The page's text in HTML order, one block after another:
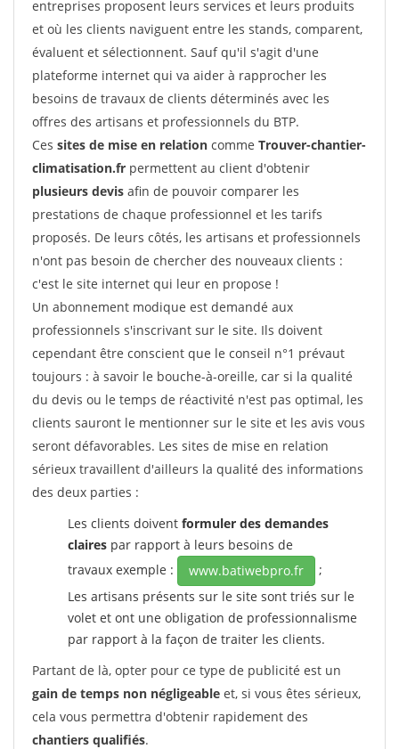
entreprises proposent leurs services et leurs produits
et où les clients naviguent entre les stands, comparent,
évaluent et sélectionnent. Sauf qu'il s'agit d'une
plateforme internet qui va aider à rapprocher les
besoins de travaux de clients déterminés avec les
offres des artisans et professionnels du BTP.
Ces sites de mise en relation comme Trouver-chantier-
climatisation.fr permettent au client d'obtenir
plusieurs devis afin de pouvoir comparer les
prestations de chaque professionnel et les tarifs
proposés. De leurs côtés, les artisans et professionnels
n'ont pas besoin de chercher des nouveaux clients :
c'est le site internet qui leur en propose !
Un abonnement modique est demandé aux
professionnels s'inscrivant sur le site. Ils doivent
cependant être conscient que le conseil n°1 prévaut
toujours : à savoir le bouche-à-oreille, car si la qualité
du devis ou le temps de réactivité n'est pas optimal, les
clients sauront le mentionner sur le site et les avis vous
seront défavorables. Les sites de mise en relation
sérieux travaillent d'ailleurs la qualité des informations
des deux parties :
Les clients doivent formuler des demandes
claires par rapport à leurs besoins de
travaux exemple :
www.batiwebpro.fr
;
Les artisans présents sur le site sont triés sur le
volet et ont une obligation de professionnalisme
par rapport à la façon de traiter les clients.
Partant de là, opter pour ce type de publicité est un
gain de temps non négligeable et, si vous êtes sérieux,
cela vous permettra d'obtenir rapidement des
chantiers qualifiés.